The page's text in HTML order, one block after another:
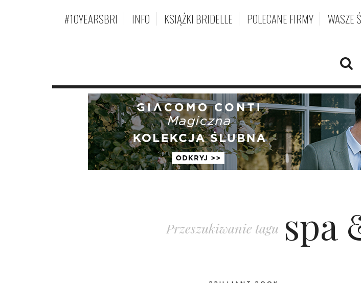
#10YEARSBRI INFO KSIĄŻKI BRIDELLE POLECANE FIRMY WASZE
Przeszukiwanie tagu spa